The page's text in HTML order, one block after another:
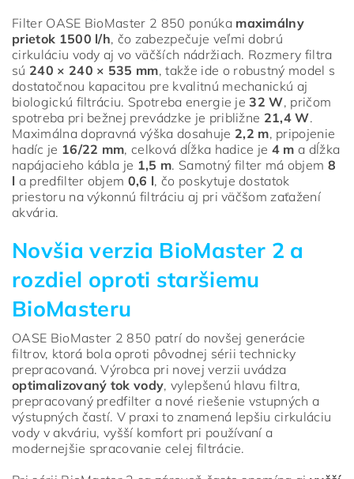
Filter OASE BioMaster 2 850 ponúka maximálny
prietok 1500 l/h, čo zabezpečuje veľmi dobrú
cirkuláciu vody aj vo väčších nádržiach. Rozmery filtra
sú 240 × 240 × 535 mm, takže ide o robustný model s
dostatočnou kapacitou pre kvalitnú mechanickú aj
biologickú filtráciu. Spotreba energie je32 W, pričom
spotreba pri bežnej prevádzke je približne 21,4 W.
Maximálna dopravná výška dosahuje 2,2 m, pripojenie
hadíc je 16/22 mm, celková dĺžka hadice je 4 m a dĺžka
napájacieho kábla je 1,5 m. Samotný filter má objem 8
l a predfilter objem 0,6 l, čo poskytuje dostatok
priestoru na výkonnú filtráciu aj pri väčšom zaťažení
akvária.
Novšia verzia BioMaster 2 a
rozdiel oproti staršiemu
BioMasteru
OASE BioMaster 2 850 patrí do novšej generácie
filtrov, ktorá bola oproti pôvodnej sérii technicky
prepracovaná. Výrobca pri novej verzii uvádza
optimalizovaný tok vody, vylepšenú hlavu filtra,
prepracovaný predfilter a nové riešenie vstupných a
výstupných častí. V praxi to znamená lepšiu cirkuláciu
vody v akváriu, vyšší komfort pri používaní a
modernejšie spracovanie celej filtrácie.